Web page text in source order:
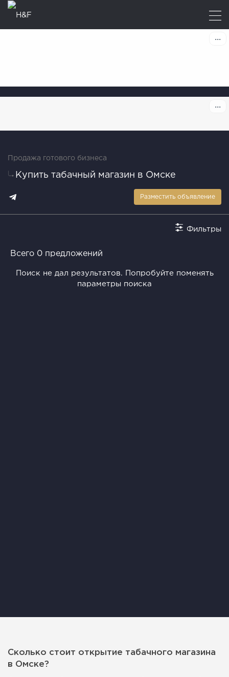
Продажа готового бизнеса
Купить табачный магазин в Омске
Разместить объявление
Фильтры
Всего 0 предложений
Поиск не дал результатов. Попробуйте поменять
параметры поиска
Сколько стоит открытие табачного магазина
в Омске?